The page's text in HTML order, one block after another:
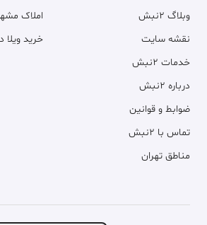
وبلاگ ۲نبش
نقشه سایت
خدمات ۲نبش
درباره ۲نبش
ضوابط و قوانین
تماس با ۲نبش
مناطق تهران
املاک
خرید ویلا